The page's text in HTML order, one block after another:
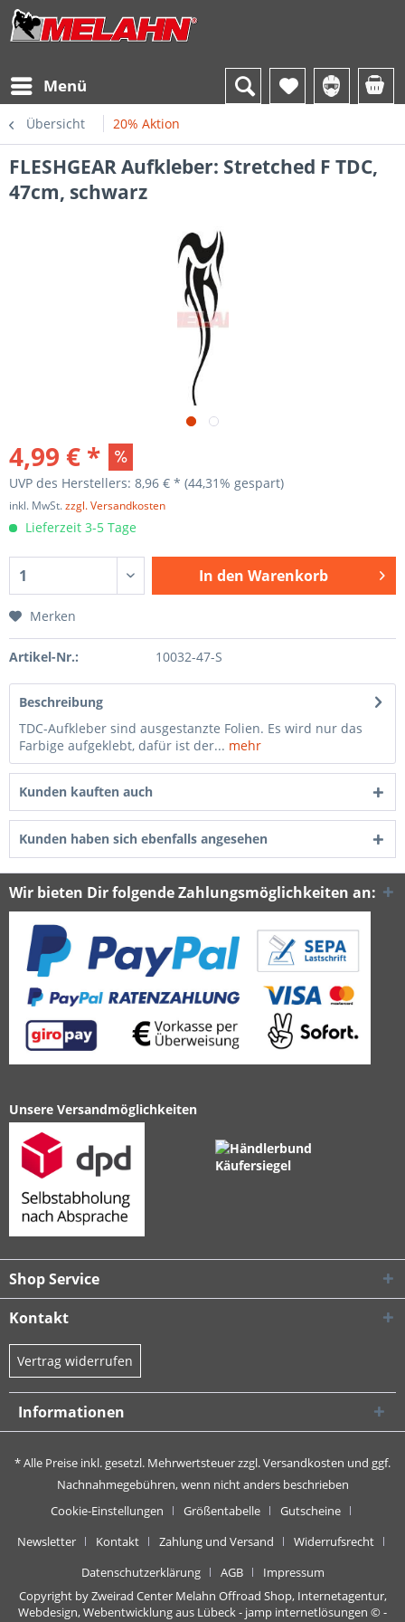
Menü
Übersicht 20% Aktion
FLESHGEAR Aufkleber: Stretched F TDC,
47cm, schwarz
4,99 € *
UVP des Herstellers: 8,96 € * (44,31% gespart)
inkl. MwSt.zzgl. Versandkosten
Lieferzeit 3-5 Tage
In den Warenkorb
Merken
Artikel-Nr.: 10032-47-S
Beschreibung
TDC-Aufkleber sind ausgestanzte Folien. Es wird nur das
Farbige aufgeklebt, dafür ist der... mehr
Kunden kauften auch
Kunden haben sich ebenfalls angesehen
Wir bieten Dir folgende Zahlungsmöglichkeiten an:
Unsere Versandmöglichkeiten
Shop Service
Kontakt
Vertrag widerrufen
Informationen
* Alle Preise inkl. gesetzl. Mehrwertsteuer zzgl.Versandkosten und ggf.
Nachnahmegebühren, wenn nicht anders beschrieben
Cookie-Einstellungen
Größentabelle
Gutscheine
Newsletter
Kontakt Zahlung und Versand
Widerrufsrecht
Datenschutzerklärung
AGB
Impressum
Copyright by Zweirad Center Melahn Offroad Shop, Internetagentur,
Webdesign, Webentwicklung aus Lübeck - jamp internetlösungen © -